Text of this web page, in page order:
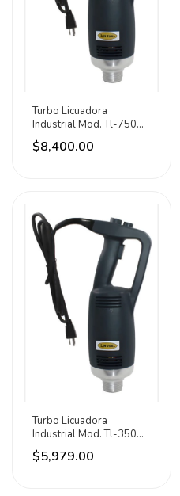
Turbo Licuadora
Industrial Mod. Tl-750
Noval Negro
$8,400.00
Turbo Licuadora
Industrial Mod. Tl-350
Noval Negro
$5,979.00